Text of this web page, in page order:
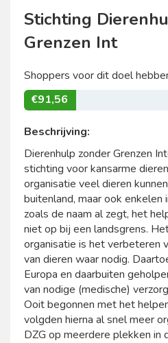
Stichting
Grenzen Int
Shoppers voor dit doel
€91,56
Beschrijving:
Dierenhulp zonder Grenzen
stichting voor kansarme
organisatie veel dieren
buitenland, maar ook enkelen
zoals de naam al zegt, het
niet op bij een landsgrens.
organisatie is het verbeteren
van dieren waar nodig.
Europa en daarbuiten
van nodige (medische)
Ooit begonnen met het
volgden hierna al snel meer
DZG op meerdere plekken in